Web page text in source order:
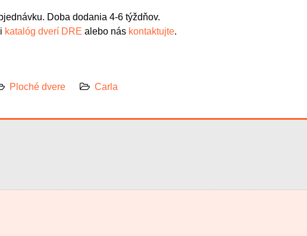
Doba dodania 4-6 týždňov.
katalóg dverí DRE alebo nás kontaktujte.
Ploché dvere Carla